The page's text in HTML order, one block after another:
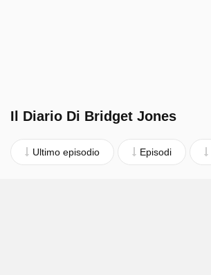
Il Diario Di Bridget Jones
Ultimo episodio Episodi